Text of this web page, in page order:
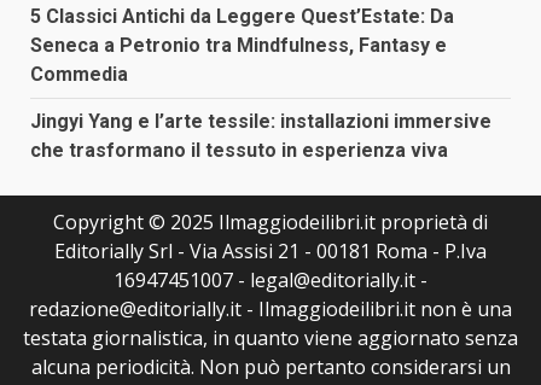
5 Classici Antichi da Leggere Quest’Estate: Da
Seneca a Petronio tra Mindfulness, Fantasy e
Commedia
Jingyi Yang e l’arte tessile: installazioni immersive
che trasformano il tessuto in esperienza viva
Copyright © 2025 Ilmaggiodeilibri.it proprietà di
Editorially Srl - Via Assisi 21 - 00181 Roma - P.Iva
16947451007 - legal@editorially.it -
redazione@editorially.it - Ilmaggiodeilibri.it non è una
testata giornalistica, in quanto viene aggiornato senza
alcuna periodicità. Non può pertanto considerarsi un